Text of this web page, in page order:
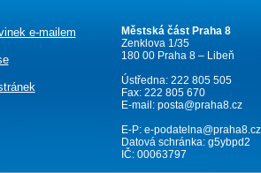
e-mailem
Městská část Praha 8
Zenklova 1/35
180 00 Praha 8 – Libeň
Ústředna: 222 805 505
Fax: 222 805 670
E-mail: posta@praha8.cz
E-P:e-podatelna@praha8.cz
Datová schránka: g5ybpd2
IČ: 00063797